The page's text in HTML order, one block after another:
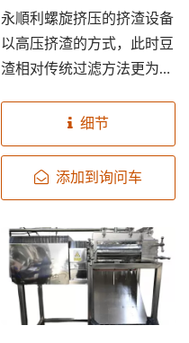
永順利螺旋挤压的挤渣设备
以高压挤渣的方式，此时豆
渣相对传统过滤方法更为干
取到更多的蛋白质。...
细节
添加到询问车